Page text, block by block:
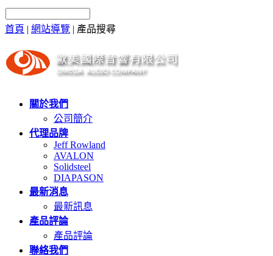
首頁 | 網站導覽 | 產品搜尋
關於我們
公司簡介
代理品牌
Jeff Rowland
AVALON
Solidsteel
DIAPASON
最新消息
最新訊息
產品評論
產品評論
聯絡我們